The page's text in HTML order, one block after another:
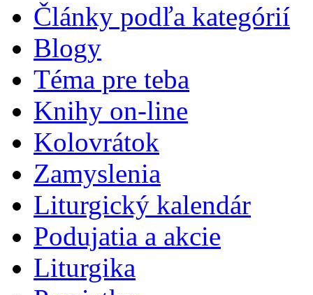
Články podľa kategórií
Blogy
Téma pre teba
Knihy on-line
Kolovrátok
Zamyslenia
Liturgický kalendár
Podujatia a akcie
Liturgika